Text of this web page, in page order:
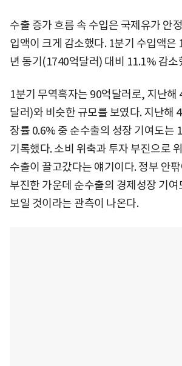
수출 증가 흐름 속 수입은 국제유가 안
입액이 크게 감소했다. 1분기 수입액은
년 동기(1740억달러) 대비 11.1% 감소
1분기 무역흑자는 90억달러로, 지난해
달러)와 비슷한 규모를 보였다. 지난해
장률 0.6% 중 순수출의 성장 기여도는
기록했다. 소비 위축과 투자 부진으로
수출이 끌고갔다는 얘기이다. 정부 안
부진한 가운데 순수출의 경제성장 기
보일 것이라는 관측이 나온다.